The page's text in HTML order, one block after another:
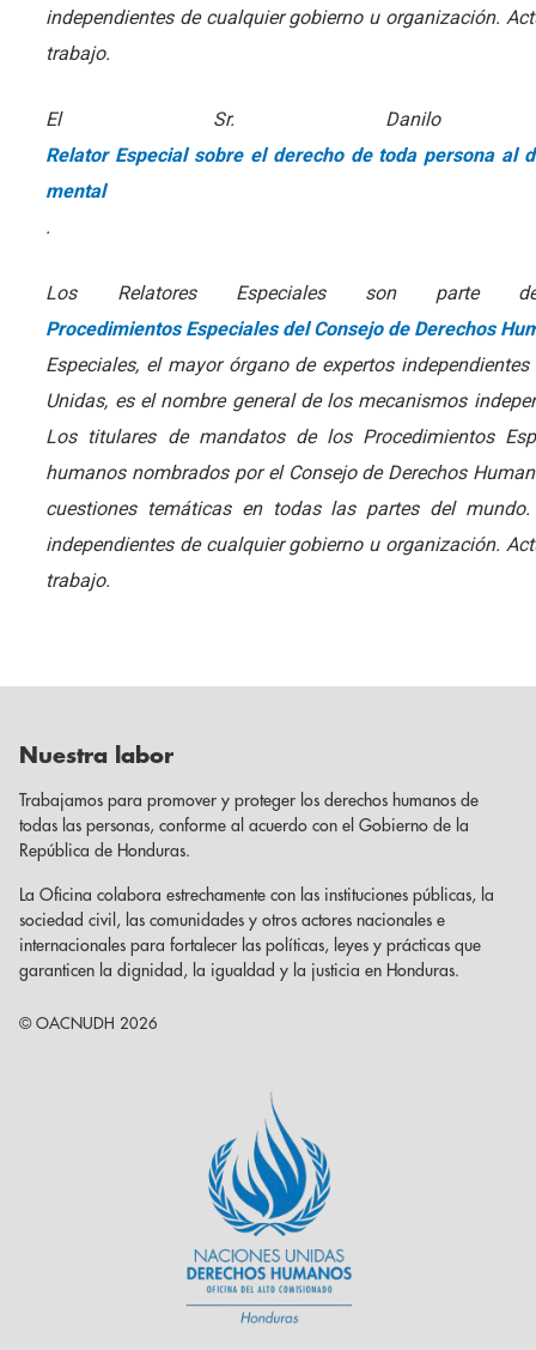
independientes de cualquier gobierno u organización.
trabajo.
El Sr.
Relator Especial sobre el derecho de toda persona
mental
.
Los Relatores Especiales son
Procedimientos Especiales del Consejo de Derechos
Especiales, el mayor órgano de expertos
Unidas, es el nombre general de los mecanismos
Los titulares de mandatos de los Procedimientos
humanos nombrados por el Consejo de Derechos
cuestiones temáticas en todas las partes del
independientes de cualquier gobierno u organización.
trabajo.
Nuestra labor
Trabajamos para promover y proteger los derechos humanos de
todas las personas, conforme al acuerdo con el Gobierno de la
República de Honduras.
La Oficina colabora estrechamente con las instituciones públicas, la
sociedad civil, las comunidades y otros actores nacionales e
internacionales para fortalecer las políticas, leyes y prácticas que
garanticen la dignidad, la igualdad y la justicia en Honduras.
© OACNUDH 2026